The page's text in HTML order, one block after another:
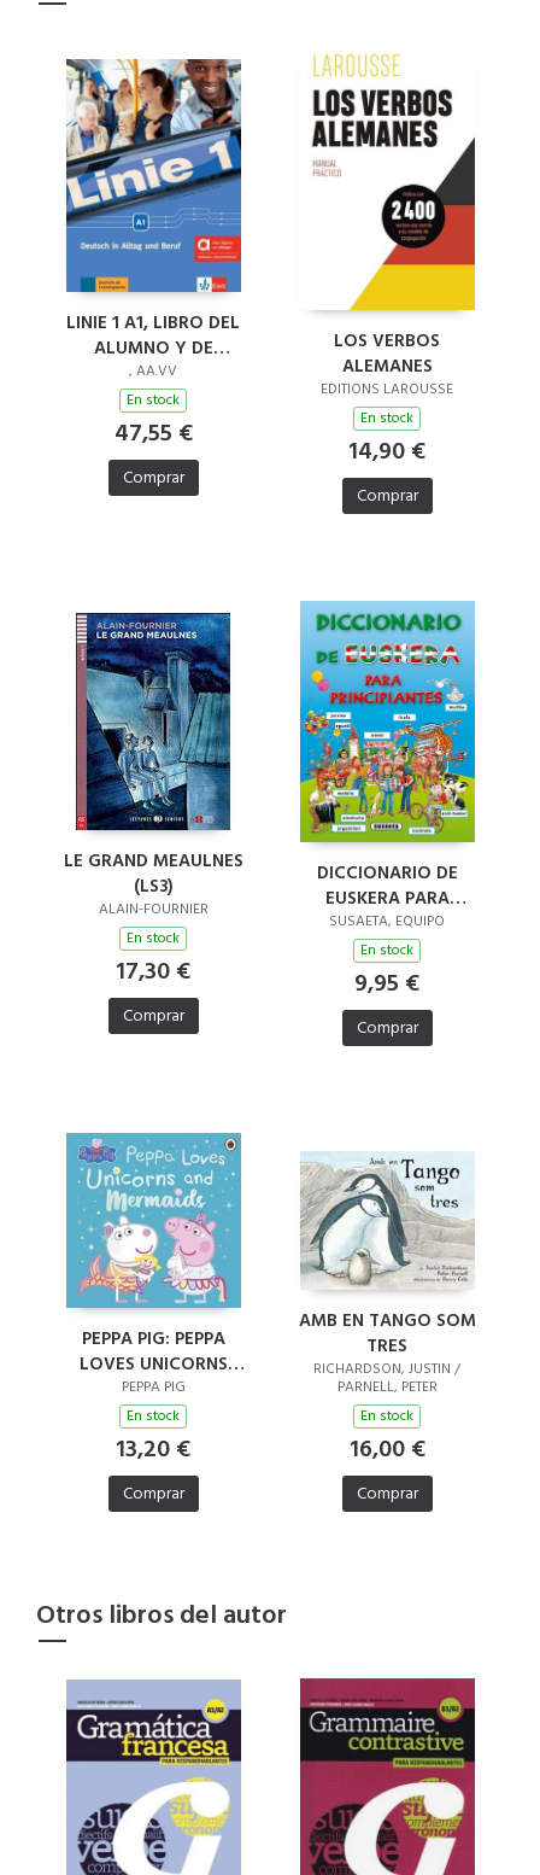
LINIE 1 A1, LIBRO DEL
ALUMNO Y DE
EJERCICIOS EDICION
HIBRIDA ALLANGO
, AA.VV
En stock
47,55 €
Comprar
LOS VERBOS
ALEMANES
EDITIONS LAROUSSE
En stock
14,90 €
Comprar
LE GRAND MEAULNES
(LS3)
ALAIN-FOURNIER
En stock
17,30 €
Comprar
DICCIONARIO DE
EUSKERA PARA
PRINCIPIANTES
SUSAETA, EQUIPO
En stock
9,95 €
Comprar
PEPPA PIG: PEPPA
LOVES UNICORNS
AND MERMAIDS
PEPPA PIG
En stock
13,20 €
Comprar
AMB EN TANGO SOM
TRES
RICHARDSON, JUSTIN /
PARNELL, PETER
En stock
16,00 €
Comprar
Otros libros del autor